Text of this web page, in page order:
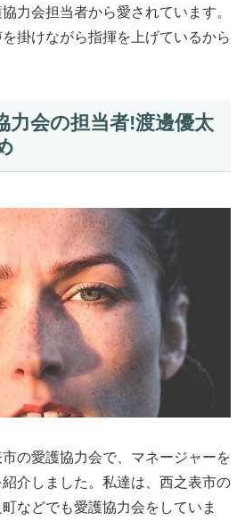
力会担当者から愛されています。
掛けながら指揮を上げているから
力会の担当者!渡邊優太
の愛護協力会で、マネージャーを
介しました。私達は、西之表市の
などでも愛護協力会をしていま